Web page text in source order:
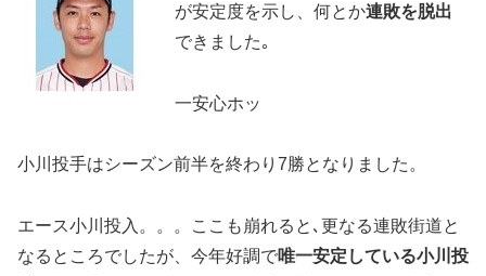
が安定度を示し、何とか連敗を脱出
できました｡
一安心ホッ
小川投手はシーズン前半を終わり7勝となりました。
エース小川投入。。。ここも崩れると､更なる連敗街道と
なるところでしたが、今年好調で唯一安定している小川投